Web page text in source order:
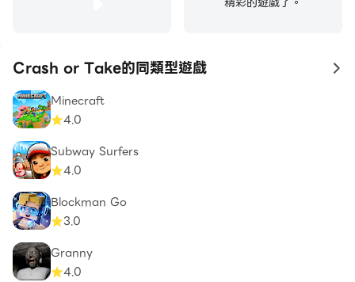
Crash or Take的同類型遊戲 to
Minecraft
4.0
Subway Surfers
4.0
Blockman Go
3.0
Granny
4.0